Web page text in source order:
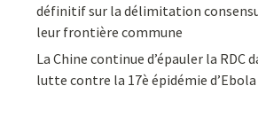
définitif sur la délimitation
leur frontière commune
La Chine continue d’épauler la RDC
lutte contre la 17è épidémie d’Ebola